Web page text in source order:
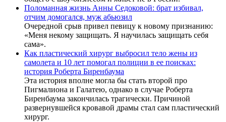
Поломанная жизнь Анны Седоковой: брат избивал,
отчим домогался, муж абьюзил
Очередной срыв привел певицу к новому признанию:
«Меня некому защищать. Я научилась защищать себя
сама».
Как пластический хирург выбросил тело жены из
самолета и 10 лет помогал полиции в ее поисках:
история Роберта Биренбаума
Эта история вполне могла бы стать второй про
Пигмалиона и Галатею, однако в случае Роберта
Биренбаума закончилась трагически. Причиной
развернувшейся кровавой драмы стал сам пластический
хирург.